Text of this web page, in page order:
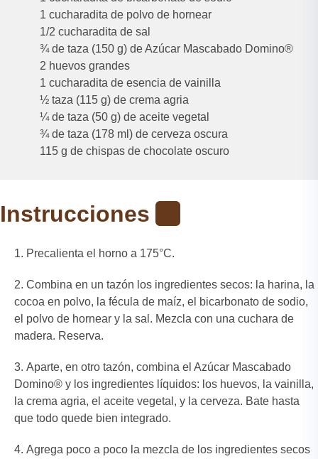
1 cucharadita de polvo de hornear
1/2 cucharadita de sal
¾ de taza (150 g) de Azúcar Mascabado Domino®
2 huevos grandes
1 cucharadita de esencia de vainilla
½ taza (115 g) de crema agria
¼ de taza (50 g) de aceite vegetal
¾ de taza (178 ml) de cerveza oscura
115 g de chispas de chocolate oscuro
Instrucciones
Precalienta el horno a 175°C.
Combina en un tazón los ingredientes secos: la harina, la
cocoa en polvo, la fécula de maíz, el bicarbonato de sodio,
el polvo de hornear y la sal. Mezcla con una cuchara de
madera. Reserva.
Aparte, en otro tazón, combina el Azúcar Mascabado
Domino® y los ingredientes líquidos: los huevos, la vainilla,
la crema agria, el aceite vegetal, y la cerveza. Bate hasta
que todo quede bien integrado.
Agrega poco a poco la mezcla de los ingredientes secos